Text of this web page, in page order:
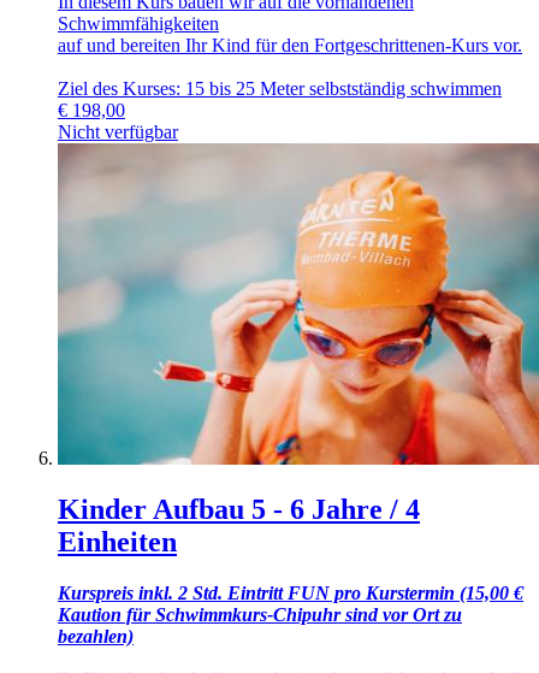
Schwimmfähigkeiten
auf und bereiten Ihr Kind für den Fortgeschrittenen-Kurs vor.
Ziel des Kurses: 15 bis 25 Meter selbstständig schwimmen
€ 198,00
Nicht verfügbar
Kinder Aufbau 5 - 6 Jahre / 4
Einheiten
Kurspreis inkl. 2 Std. Eintritt FUN pro Kurstermin (15,00 €
Kaution für Schwimmkurs-Chipuhr sind vor Ort zu
bezahlen)